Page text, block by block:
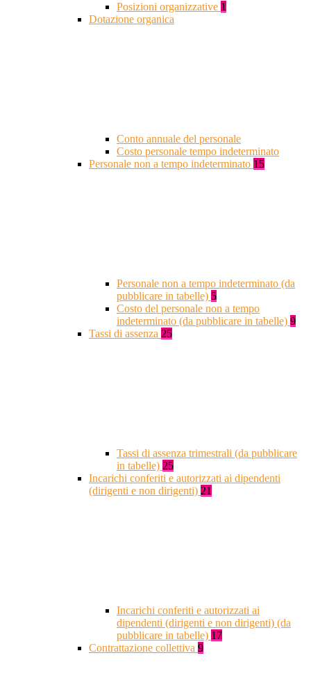
Posizioni organizzative 1
Dotazione organica
Conto annuale del personale
Costo personale tempo indeterminato
Personale non a tempo indeterminato 15
Personale non a tempo indeterminato (da
pubblicare in tabelle) 5
Costo del personale non a tempo
indeterminato (da pubblicare in tabelle) 9
Tassi di assenza 25
Tassi di assenza trimestrali (da pubblicare
in tabelle) 25
Incarichi conferiti e autorizzati ai dipendenti
(dirigenti e non dirigenti) 21
Incarichi conferiti e autorizzati ai
dipendenti (dirigenti e non dirigenti) (da
pubblicare in tabelle) 17
Contrattazione collettiva 9